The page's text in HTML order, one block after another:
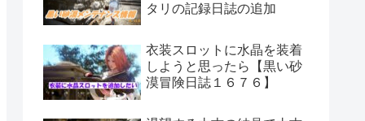
タリの記録日誌の追加
衣装スロットに水晶を装着
しようと思ったら【黒い砂
漠冒険日誌１６７６】